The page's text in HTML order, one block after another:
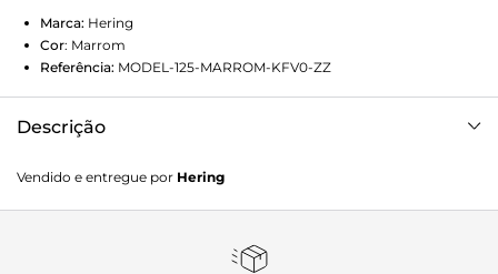
Marca: Hering
Cor: Marrom
Referência: MODEL-125-MARROM-KFV0-ZZ
Descrição
elastano LYCRA®, confortável, leve e macio. Conta com
bojo removível, estilo sutiã, alças finas com reguladores, e
acabamento embutido.Detalhes da peça:Malha de
Vendido e entregue por Hering